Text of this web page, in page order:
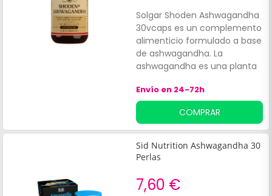
Solgar Shoden Ashwagandha
30vcaps es un complemento
alimenticio formulado a base
de ashwagandha. La
ashwagandha es una planta
hace milenios por sus
propiedades adaptógenas.
Entre sus propiedades,
contribuye a al bienestar
físico y mental, ayudando así
al organismo a gestionar el
el descanso y la relajación.
Envío en 24-72h
COMPRAR
Sid Nutrition Ashwagandha 30
Perlas
7,60 €